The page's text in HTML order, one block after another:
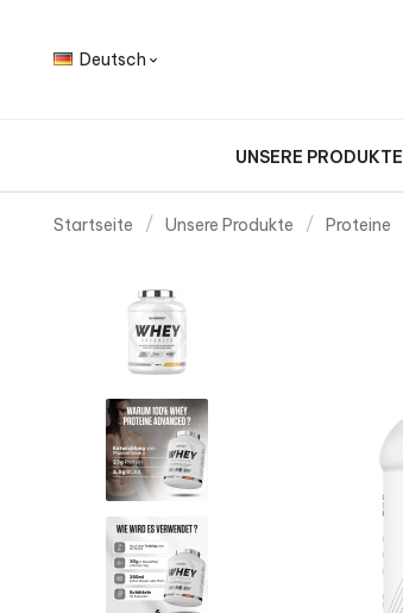
Deutsch 
UNSERE PRODUKTE
Startseite Unsere Produkte Proteine